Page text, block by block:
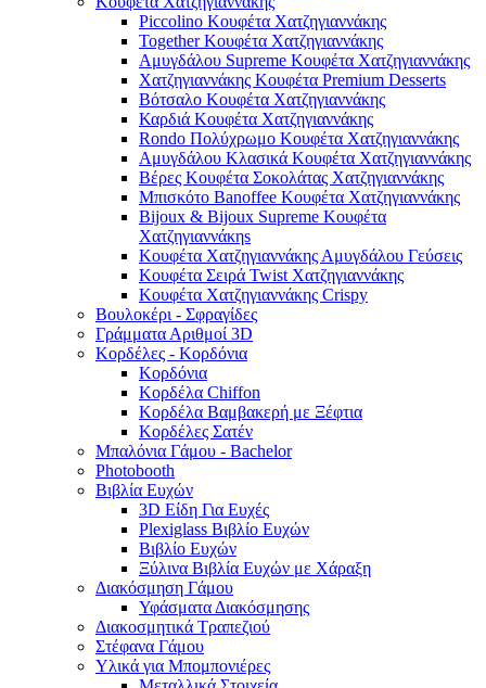
Piccolino Κουφέτα Χατζηγιαννάκης
Together Κουφέτα Χατζηγιαννάκης
Αμυγδάλου Supreme Κουφέτα Χατζηγιαννάκης
Χατζηγιαννάκης Κουφέτα Premium Desserts
Βότσαλο Κουφέτα Χατζηγιαννάκης
Καρδιά Κουφέτα Χατζηγιαννάκης
Rondo Πολύχρωμο Κουφέτα Χατζηγιαννάκης
Αμυγδάλου Κλασικά Κουφέτα Χατζηγιαννάκης
Βέρες Κουφέτα Σοκολάτας Χατζηγιαννάκης
Μπισκότο Banoffee Κουφέτα Χατζηγιαννάκης
Bijoux & Bijoux Supreme Κουφέτα
Χατζηγιαννάκηs
Κουφέτα Χατζηγιαννάκης Αμυγδάλου Γεύσεις
Κουφέτα Σειρά Twist Χατζηγιαννάκης
Κουφέτα Χατζηγιαννάκης Crispy
Βουλοκέρι - Σφραγίδες
Γράμματα Αριθμοί 3D
Κορδέλες - Κορδόνια
Κορδόνια
Κορδέλα Chiffon
Κορδέλα Βαμβακερή με Ξέφτια
Κορδέλες Σατέν
Μπαλόνια Γάμου - Bachelor
Photobooth
Βιβλία Ευχών
3D Είδη Για Ευχές
Plexiglass Βιβλίο Ευχών
Βιβλίο Ευχών
Ξύλινα Βιβλία Ευχών με Χάραξη
Διακόσμηση Γάμου
Υφάσματα Διακόσμησης
Διακοσμητικά Τραπεζιού
Στέφανα Γάμου
Υλικά για Μπομπονιέρες